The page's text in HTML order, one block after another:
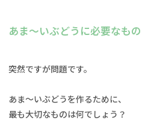
あま〜いぶどうに必要なもの
突然ですが問題です。
あま〜いぶどうを作るために、
最も大切なものは何でしょう？